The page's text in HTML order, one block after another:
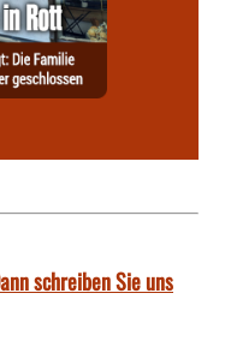
schreiben Sie uns